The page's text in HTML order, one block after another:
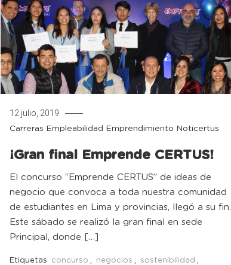
12 julio, 2019
Carreras Empleabilidad Emprendimiento Noticertus
¡Gran final Emprende CERTUS!
El concurso “Emprende CERTUS” de ideas de
negocio que convoca a toda nuestra comunidad
de estudiantes en Lima y provincias, llegó a su fin.
Este sábado se realizó la gran final en sede
Principal, donde […]
Etiquetas concurso , negocios , sostenibilidad ,